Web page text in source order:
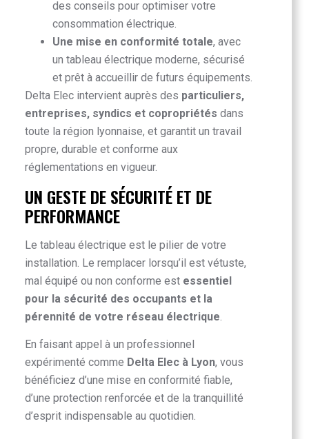
des conseils pour optimiser votre
consommation électrique.
Une mise en conformité totale, avec
un tableau électrique moderne, sécurisé
et prêt à accueillir de futurs équipements.
Delta Elec intervient auprès des particuliers,
entreprises, syndics et copropriétés dans
toute la région lyonnaise, et garantit un travail
propre, durable et conforme aux
réglementations en vigueur.
UN GESTE DE SÉCURITÉ ET DE
PERFORMANCE
Le tableau électrique est le pilier de votre
installation. Le remplacer lorsqu’il est vétuste,
mal équipé ou non conforme est essentiel
pour la sécurité des occupants et la
pérennité de votre réseau électrique.
En faisant appel à un professionnel
expérimenté comme Delta Elec à Lyon, vous
bénéficiez d’une mise en conformité fiable,
d’une protection renforcée et de la tranquillité
d’esprit indispensable au quotidien.